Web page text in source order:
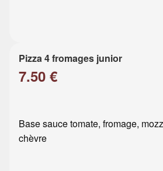
Pizza 4 fromages junior
7.50 €
Base sauce tomate, fromage,
chèvre